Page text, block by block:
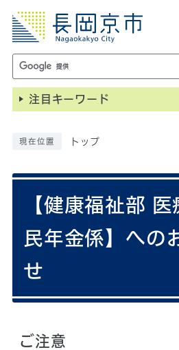
注目キーワード
現在位置 トップ
【健康福祉部
民年金係】への
せ
ご注意